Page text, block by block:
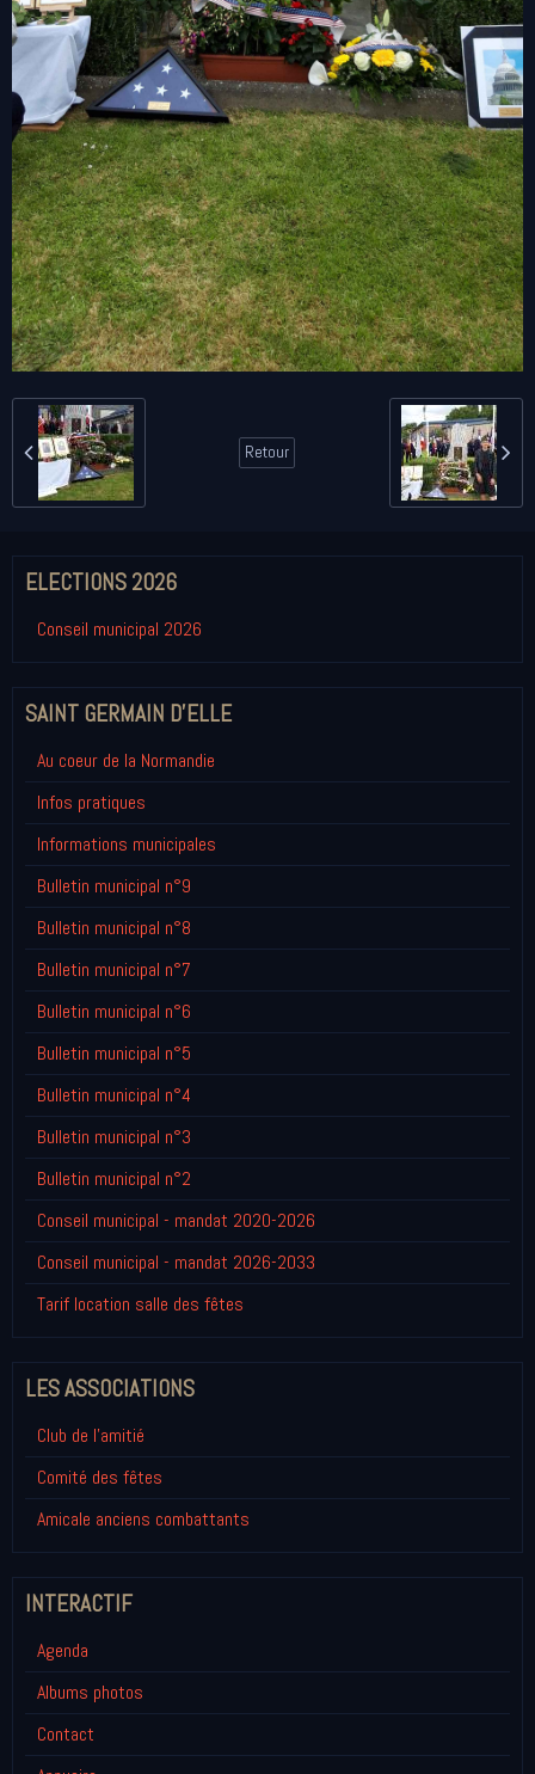
Retour
ELECTIONS 2026
Conseil municipal 2026
SAINT GERMAIN D'ELLE
Au coeur de la Normandie
Infos pratiques
Informations municipales
Bulletin municipal n°9
Bulletin municipal n°8
Bulletin municipal n°7
Bulletin municipal n°6
Bulletin municipal n°5
Bulletin municipal n°4
Bulletin municipal n°3
Bulletin municipal n°2
Conseil municipal - mandat 2020-2026
Conseil municipal - mandat 2026-2033
Tarif location salle des fêtes
LES ASSOCIATIONS
Club de l'amitié
Comité des fêtes
Amicale anciens combattants
INTERACTIF
Agenda
Albums photos
Contact